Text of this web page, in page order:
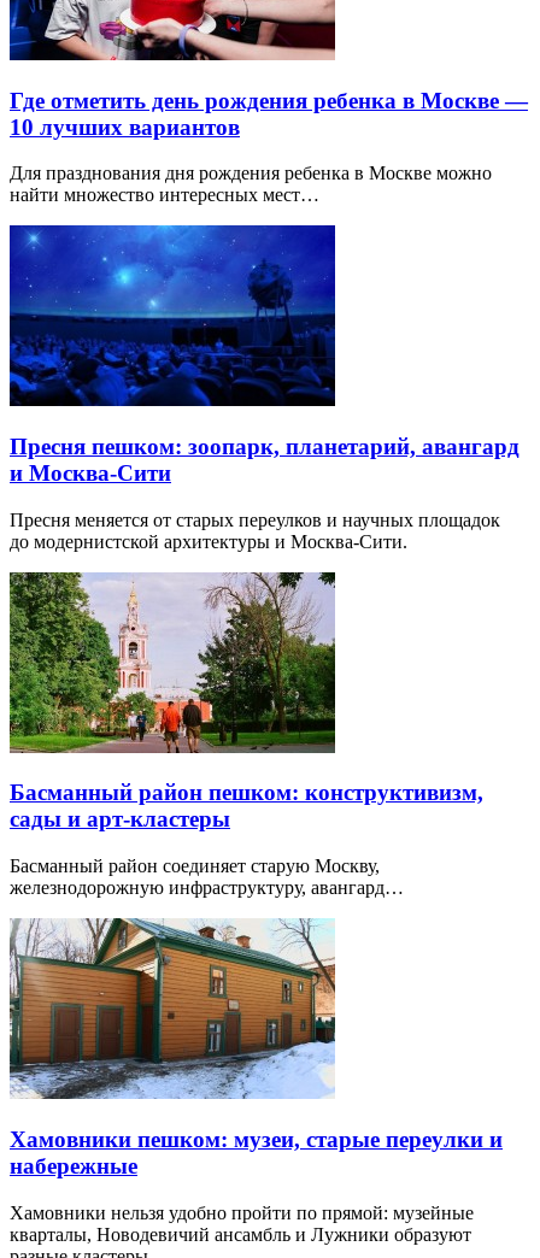
Где отметить день рождения ребенка в Москве —
10 лучших вариантов
Для празднования дня рождения ребенка в Москве можно
найти множество интересных мест…
Пресня пешком: зоопарк, планетарий, авангард
и Москва-Сити
Пресня меняется от старых переулков и научных площадок
до модернистской архитектуры и Москва-Сити.
Басманный район пешком: конструктивизм,
сады и арт-кластеры
Басманный район соединяет старую Москву,
железнодорожную инфраструктуру, авангард…
Хамовники пешком: музеи, старые переулки и
набережные
Хамовники нельзя удобно пройти по прямой: музейные
кварталы, Новодевичий ансамбль и Лужники образуют